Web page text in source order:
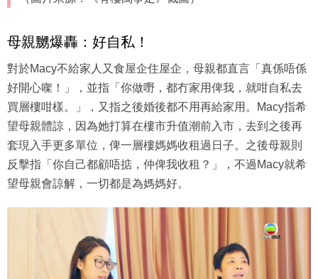
母親嬲爆轟：好自私！
對於Macy不給家人又食屋企住屋企，母親都直言「真係唔係
好開心㗎！」，並指「你做嘢，都冇家用俾我，就咁自私去
買層樓咁樣。」，又指之後婚後都不用再給家用。Macy指希
望母親體諒，因為她打算在樓市升值潮前入市，去到之後再
套現入手更多單位，俾一層樓媽媽收租過日子。之後母親則
反擊指「你自己都顧唔掂，仲俾我收租？」，不過Macy就希
望母親會諒解，一切都是為媽媽好。